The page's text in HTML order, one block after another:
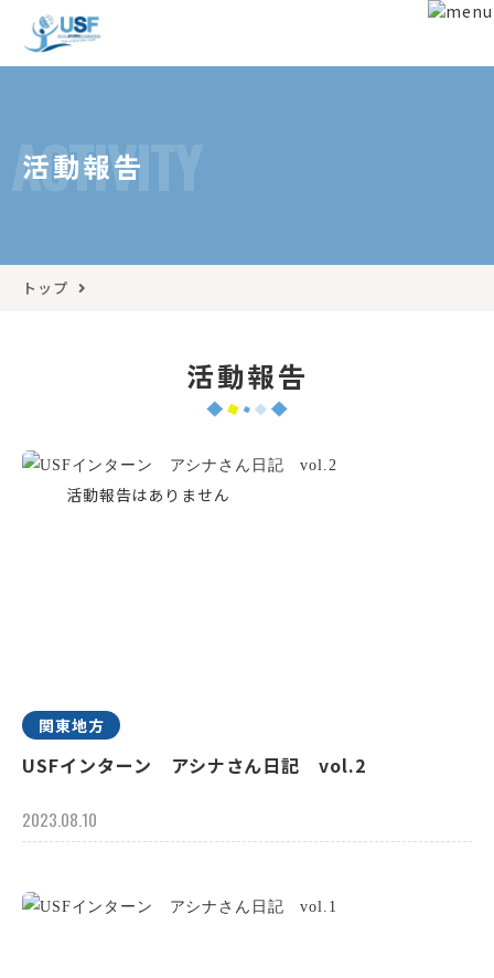
ACTIVITY
活動報告
トップ
活動報告
関東地方
USFインターン アシナさん日記 vol.2
2023.08.10